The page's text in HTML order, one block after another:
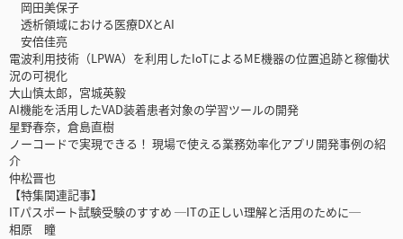
岡田美保子
透析領域における医療DXとAI
安倍佳亮
電波利用技術（LPWA）を利用したIoTによるME機器の位置追跡と稼働状
況の可視化
大山慎太郎，宮城英毅
AI機能を活用したVAD装着患者対象の学習ツールの開発
星野春奈，倉島直樹
ノーコードで実現できる！ 現場で使える業務効率化アプリ開発事例の紹
介
仲松晋也
【特集関連記事】
ITパスポート試験受験のすすめ ─ITの正しい理解と活用のために─
相原 瞳